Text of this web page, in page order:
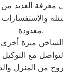
معرفة العديد
معدودة.
ميزة
مع
من المنزل